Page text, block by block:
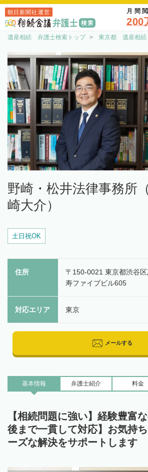
朝日新聞社運営 月間
200
遺産相続 弁護士検索トップ 東京都 遺産相
野崎・松井法律事務所
崎大介）
土日祝OK
住所
〒150-0021 東京都渋谷
寿ファイブビル605
対応エリア 東京
メールする
基本情報 弁護士紹介 料金
【相続問題に強い】経験豊富
後まで一貫して対応】お気持
ーズな解決をサポートします